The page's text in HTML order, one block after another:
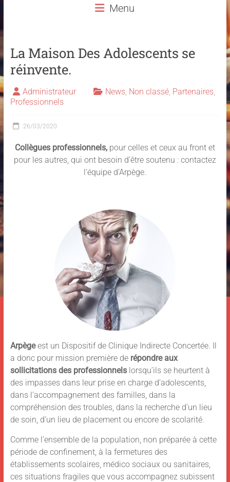
Menu
La Maison Des Adolescents se
réinvente.
Administrateur News, Non classé, Partenaires,
Professionnels
26/03/2020
Collègues professionnels,pour celles et ceux au front et
pour les autres, qui ont besoin d’être soutenu : contactez
l’équipe d’Arpège.
Arpègeest un Dispositif de Clinique Indirecte Concertée. Il
a donc pour mission première de répondre aux
sollicitations des professionnelslorsqu’ils se heurtent à
des impasses dans leur prise en charge d’adolescents,
dans l’accompagnement des familles, dans la
compréhension des troubles, dans la recherche d’un lieu
de soin, d’un lieu de placement ou encore de scolarité.
Comme l’ensemble de la population, non préparée à cette
période de confinement, à la fermetures des
établissements scolaires, médico sociaux ou sanitaires,
ces situations fragiles que vous accompagnez subissent